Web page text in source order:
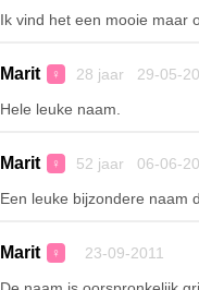
Ik vind het een mooie maar
Marit ♀ 28 jaar 29-05-
Hele leuke naam.
Marit ♀ 52 jaar 06-06-
Een leuke bijzondere naam
Marit ♀ 23-09-2011